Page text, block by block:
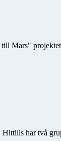
Mars"
har två